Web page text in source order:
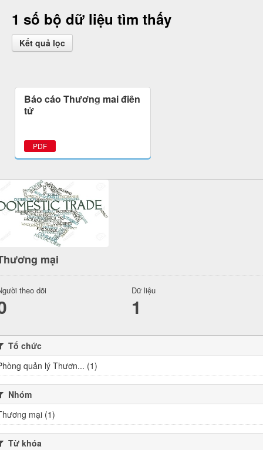
1 số bộ dữ liệu tìm thấy
Kết quả lọc
Báo cáo Thương mại điện
tử
PDF
mại
theo dõi Dữ liệu
1
Tổ chức
quản lý Thươn... (1)
Nhóm
mại (1)
Từ khóa